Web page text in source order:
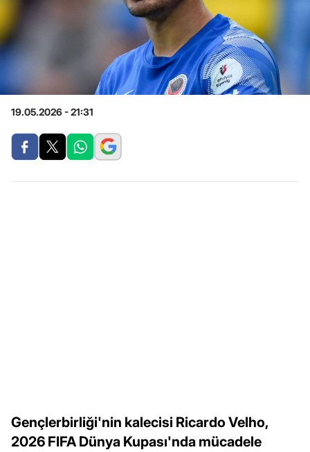
19.05.2026 - 21:31
Gençlerbirliği'nin kalecisi Ricardo Velho,
2026 FIFA Dünya Kupası'nda mücadele